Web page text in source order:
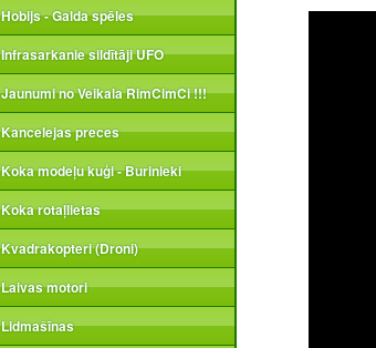
Hobijs - Galda spēles
Infrasarkanie sildītāji UFO
Jaunumi no Veikala RimCimCi !!!
Kancelejas preces
Koka modeļu kuģi - Burinieki
Koka rotaļlietas
Kvadrakopteri (Droni)
Laivas motori
Lidmašīnas